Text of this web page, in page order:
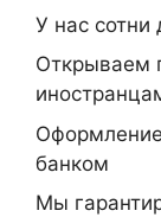
У нас сотни
Открываем
банком
Мы